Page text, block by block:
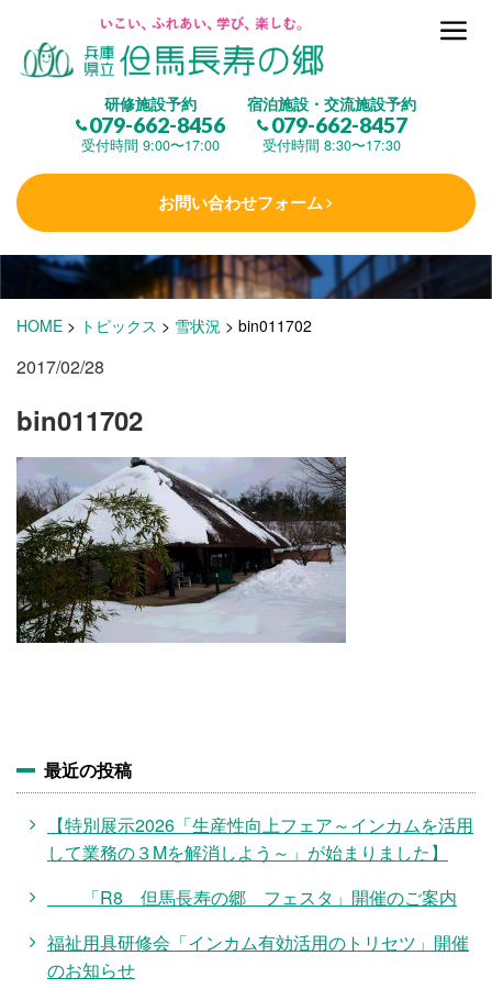
研修施設予約
079-662-8456
受付時間 9:00〜17:00
宿泊施設・交流施設予約
079-662-8457
受付時間 8:30〜17:30
お問い合わせフォーム
但馬長寿の郷とは
(研修施設)
楽しむ
学 ぶ(健康福祉)
泊まる
施設・料金
アクセス
HOME > トピックス > 雪状況 > bin011702
2017/02/28
bin011702
最近の投稿
【特別展示2026「生産性向上フェア～インカムを活用
して業務の３Mを解消しよう～」が始まりました】
「R8 但馬長寿の郷 フェスタ」開催のご案内
福祉用具研修会「インカム有効活用のトリセツ」開催
のお知らせ